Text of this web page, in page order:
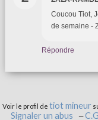
Coucou Tiot,
de semaine -
Répondre
Voir le profil de tiot mineur
Signaler un abus